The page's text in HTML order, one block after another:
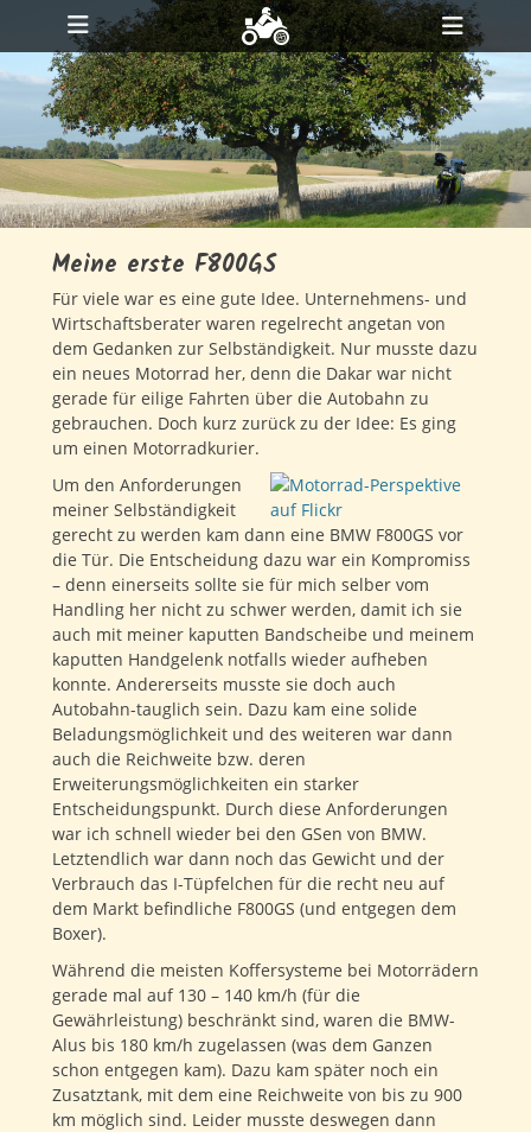
Primäres Menü
Zum
Inhalt
springen
Meine erste F800GS
Für viele war es eine gute Idee. Unternehmens- und
Wirtschaftsberater waren regelrecht angetan von
dem Gedanken zur Selbständigkeit. Nur musste dazu
ein neues Motorrad her, denn die Dakar war nicht
gerade für eilige Fahrten über die Autobahn zu
gebrauchen. Doch kurz zurück zu der Idee: Es ging
um einen Motorradkurier.
Um den Anforderungen
meiner Selbständigkeit
gerecht zu werden kam dann eine BMW F800GS vor
die Tür. Die Entscheidung dazu war ein Kompromiss
– denn einerseits sollte sie für mich selber vom
Handling her nicht zu schwer werden, damit ich sie
auch mit meiner kaputten Bandscheibe und meinem
kaputten Handgelenk notfalls wieder aufheben
konnte. Andererseits musste sie doch auch
Autobahn-tauglich sein. Dazu kam eine solide
Beladungsmöglichkeit und des weiteren war dann
auch die Reichweite bzw. deren
Erweiterungsmöglichkeiten ein starker
Entscheidungspunkt. Durch diese Anforderungen
war ich schnell wieder bei den GSen von BMW.
Letztendlich war dann noch das Gewicht und der
Verbrauch das I-Tüpfelchen für die recht neu auf
dem Markt befindliche F800GS (und entgegen dem
Boxer).
Während die meisten Koffersysteme bei Motorrädern
gerade mal auf 130 – 140 km/h (für die
Gewährleistung) beschränkt sind, waren die BMW-
Alus bis 180 km/h zugelassen (was dem Ganzen
schon entgegen kam). Dazu kam später noch ein
Zusatztank, mit dem eine Reichweite von bis zu 900
km möglich sind. Leider musste deswegen dann